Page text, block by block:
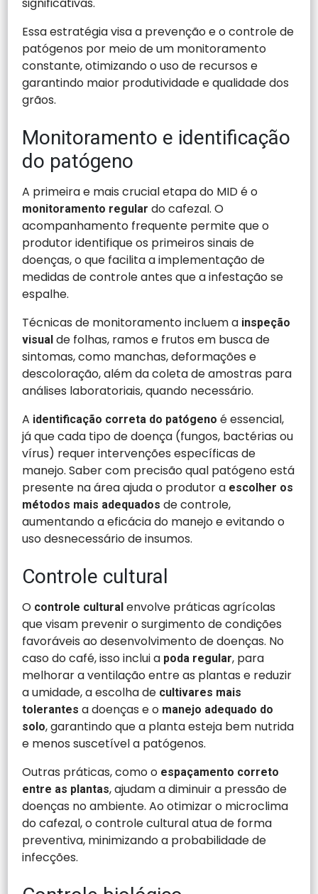
Essa estratégia visa a prevenção e o controle de
patógenos por meio de um monitoramento
constante, otimizando o uso de recursos e
garantindo maior produtividade e qualidade dos
grãos.
Monitoramento e identificação
do patógeno
A primeira e mais crucial etapa do MID é o
monitoramento regulardo cafezal. O
acompanhamento frequente permite que o
produtor identifique os primeiros sinais de
doenças, o que facilita a implementação de
medidas de controle antes que a infestação se
espalhe.
Técnicas de monitoramento incluem a inspeção
visual de folhas, ramos e frutos em busca de
sintomas, como manchas, deformações e
descoloração, além da coleta de amostras para
análises laboratoriais, quando necessário.
A identificação correta do patógeno é essencial,
já que cada tipo de doença (fungos, bactérias ou
vírus) requer intervenções específicas de
manejo. Saber com precisão qual patógeno está
presente na área ajuda o produtor a escolher os
métodos mais adequados de controle,
aumentando a eficácia do manejo e evitando o
uso desnecessário de insumos.
Controle cultural
O controle cultural envolve práticas agrícolas
que visam prevenir o surgimento de condições
favoráveis ao desenvolvimento de doenças. No
caso do café, isso inclui a poda regular, para
melhorar a ventilação entre as plantas e reduzir
a umidade, a escolha de cultivares mais
tolerantes a doenças e o manejo adequado do
solo, garantindo que a planta esteja bem nutrida
e menos suscetível a patógenos.
Outras práticas, como o espaçamento correto
entre as plantas, ajudam a diminuir a pressão de
doenças no ambiente. Ao otimizar o microclima
do cafezal, o controle cultural atua de forma
preventiva, minimizando a probabilidade de
infecções.